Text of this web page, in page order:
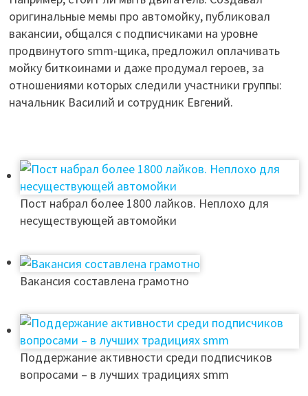
оригинальные мемы про автомойку, публиковал
вакансии, общался с подписчиками на уровне
продвинутого smm-щика, предложил оплачивать
мойку биткоинами и даже продумал героев, за
отношениями которых следили участники группы:
начальник Василий и сотрудник Евгений.
Пост набрал более 1800 лайков. Неплохо для
несуществующей автомойки
Вакансия составлена грамотно
Поддержание активности среди подписчиков
вопросами – в лучших традициях smm